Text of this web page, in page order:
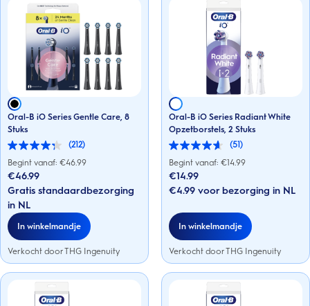
Oral-B iO Series Gentle Care, 8
Stuks
(212)
4.3
van
de
5
sterren.
212
beoordelingen
Begint vanaf: €46.99
€46.99
Gratis standaardbezorging
in NL
In winkelmandje
Verkocht door THG Ingenuity
Oral-B iO Series Radiant White
Opzetborstels, 2 Stuks
(51)
4.6
van
de
5
sterren.
beoordelingen
Begint vanaf: €14.99
€14.99
€4.99 voor bezorging in NL
In winkelmandje
Verkocht door THG Ingenuity